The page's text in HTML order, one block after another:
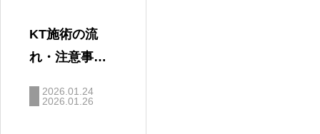
KT施術の流
れ・注意事
用量・原価目
2026.01.24
2026.01.26